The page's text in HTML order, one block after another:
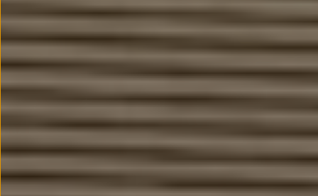
Carrocería y pintura
Llantas y neumáticos
Accesorios y merchandising
Entretenimiento
Personalización
Carga
Merchandising
Todo sobre tu Volkswagen
Tu coche conectado
Luces de advertencia
Manuales del coche
Información sobre EA189